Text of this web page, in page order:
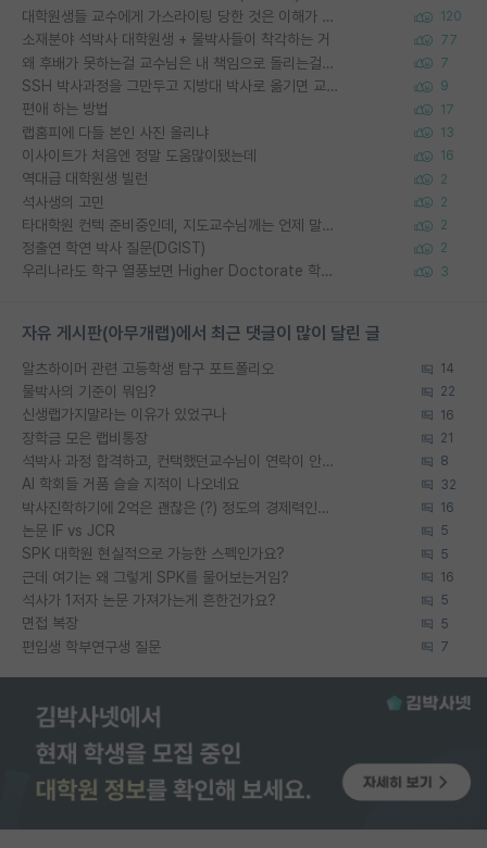
대학원생들 교수에게 가스라이팅 당한 것은 이해가 갑니다. 안타깝네요. 120
소재분야 석박사 대학원생 + 물박사들이 착각하는 거 77
왜 후배가 못하는걸 교수님은 내 책임으로 돌리는걸까요? 7
SSH 박사과정을 그만두고 지방대 박사로 옮기면 교수의 꿈은 끝일까요? 9
편애 하는 방법 17
랩홈피에 다들 본인 사진 올리냐 13
이사이트가 처음엔 정말 도움많이됐는데 16
역대급 대학원생 빌런 2
석사생의 고민 2
타대학원 컨텍 준비중인데, 지도교수님께는 언제 말씀드려야 할까요? 2
정출연 학연 박사 질문(DGIST) 2
우리나라도 학구 열풍보면 Higher Doctorate 학위가 필요하다고 봅니다. 3
자유 게시판(아무개랩)에서 최근 댓글이 많이 달린 글
알츠하이머 관련 고등학생 탐구 포트폴리오 14
물박사의 기준이 뭐임? 22
신생랩가지말라는 이유가 있었구나 16
장학금 모은 랩비통장 21
석박사 과정 합격하고, 컨택했던교수님이 연락이 안됩니다... 8
AI 학회들 거품 슬슬 지적이 나오네요 32
박사진학하기에 2억은 괜찮은 (?) 정도의 경제력인가요 16
논문 IF vs JCR 5
SPK 대학원 현실적으로 가능한 스펙인가요? 5
근데 여기는 왜 그렇게 SPK를 물어보는거임? 16
석사가 1저자 논문 가져가는게 흔한건가요? 5
면접 복장 5
편입생 학부연구생 질문 7